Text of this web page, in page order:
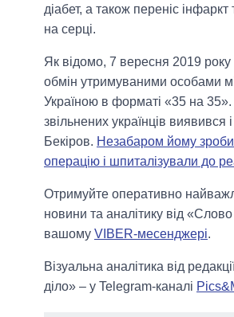
діабет, а також переніс
на серці.
Як відомо, 7 вересня 2019 року
обмін утримуваними особами
Україною в форматі «35 на
звільнених українців виявився
Бекіров. Незабаром йому
операцію і шпиталізували до
Отримуйте оперативно
новини та аналітику від «Слово
вашому VIBER-месенджері.
Візуальна аналітика від
діло» – у Telegram-каналі